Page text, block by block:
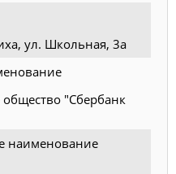
ул. Школьная, 3а
"Сбербанк
наименование